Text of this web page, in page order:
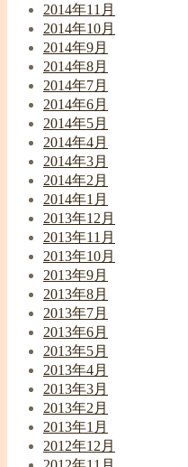
2014年11月
2014年10月
2014年9月
2014年8月
2014年7月
2014年6月
2014年5月
2014年4月
2014年3月
2014年2月
2014年1月
2013年12月
2013年11月
2013年10月
2013年9月
2013年8月
2013年7月
2013年6月
2013年5月
2013年4月
2013年3月
2013年2月
2013年1月
2012年12月